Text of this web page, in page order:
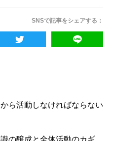
SNSで記事をシェアする：
ら活動しなければならない
の醸成と全体活動のカギ